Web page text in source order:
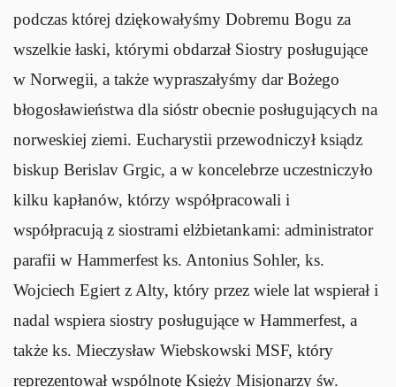
podczas której dziękowałyśmy Dobremu Bogu za
wszelkie łaski, którymi obdarzał Siostry posługujące
w Norwegii, a także wypraszałyśmy dar Bożego
błogosławieństwa dla sióstr obecnie posługujących na
norweskiej ziemi. Eucharystii przewodniczył ksiądz
biskup Berislav Grgic, a w koncelebrze uczestniczyło
kilku kapłanów, którzy współpracowali i
współpracują z siostrami elżbietankami: administrator
parafii w Hammerfest ks. Antonius Sohler, ks.
Wojciech Egiert z Alty, który przez wiele lat wspierał i
nadal wspiera siostry posługujące w Hammerfest, a
także ks. Mieczysław Wiebskowski MSF, który
reprezentował wspólnotę Księży Misjonarzy św.